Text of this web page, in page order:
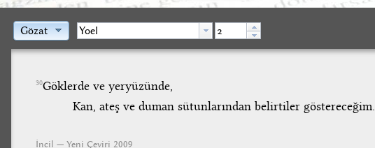
Gözat
30Göklerde ve yeryüzünde,
Kan, ateş ve duman sütunlarından belirtiler göstereceğim.
İncil — Yeni Çeviri 2009